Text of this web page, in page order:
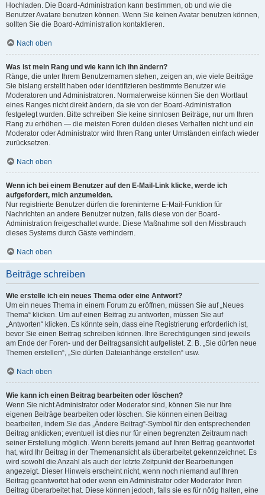
Hochladen. Die Board-Administration kann bestimmen, ob und wie die
Benutzer Avatare benutzen können. Wenn Sie keinen Avatar benutzen können,
sollten Sie die Board-Administration kontaktieren.
Nach oben
Was ist mein Rang und wie kann ich ihn ändern?
Ränge, die unter Ihrem Benutzernamen stehen, zeigen an, wie viele Beiträge
Sie bislang erstellt haben oder identifizieren bestimmte Benutzer wie
Moderatoren und Administratoren. Normalerweise können Sie den Wortlaut
eines Ranges nicht direkt ändern, da sie von der Board-Administration
festgelegt wurden. Bitte schreiben Sie keine sinnlosen Beiträge, nur um Ihren
Rang zu erhöhen — die meisten Foren dulden dieses Verhalten nicht und ein
Moderator oder Administrator wird Ihren Rang unter Umständen einfach wieder
zurücksetzen.
Nach oben
Wenn ich bei einem Benutzer auf den E-Mail-Link klicke, werde ich
aufgefordert, mich anzumelden.
Nur registrierte Benutzer dürfen die foreninterne E-Mail-Funktion für
Nachrichten an andere Benutzer nutzen, falls diese von der Board-
Administration freigeschaltet wurde. Diese Maßnahme soll den Missbrauch
dieses Systems durch Gäste verhindern.
Nach oben
Beiträge schreiben
Wie erstelle ich ein neues Thema oder eine Antwort?
Um ein neues Thema in einem Forum zu eröffnen, müssen Sie auf „Neues
Thema“ klicken. Um auf einen Beitrag zu antworten, müssen Sie auf
„Antworten“ klicken. Es könnte sein, dass eine Registrierung erforderlich ist,
bevor Sie einen Beitrag schreiben können. Ihre Berechtigungen sind jeweils
am Ende der Foren- und der Beitragsansicht aufgelistet. Z. B. „Sie dürfen neue
Themen erstellen“, „Sie dürfen Dateianhänge erstellen“ usw.
Nach oben
Wie kann ich einen Beitrag bearbeiten oder löschen?
Wenn Sie nicht Administrator oder Moderator sind, können Sie nur Ihre
eigenen Beiträge bearbeiten oder löschen. Sie können einen Beitrag
bearbeiten, indem Sie das „Ändere Beitrag“-Symbol für den entsprechenden
Beitrag anklicken; eventuell ist dies nur für einen begrenzten Zeitraum nach
seiner Erstellung möglich. Wenn bereits jemand auf Ihren Beitrag geantwortet
hat, wird Ihr Beitrag in der Themenansicht als überarbeitet gekennzeichnet. Es
wird sowohl die Anzahl als auch der letzte Zeitpunkt der Bearbeitungen
angezeigt. Dieser Hinweis erscheint nicht, wenn noch niemand auf Ihren
Beitrag geantwortet hat oder wenn ein Administrator oder Moderator Ihren
Beitrag überarbeitet hat. Diese können jedoch, falls sie es für nötig halten, eine